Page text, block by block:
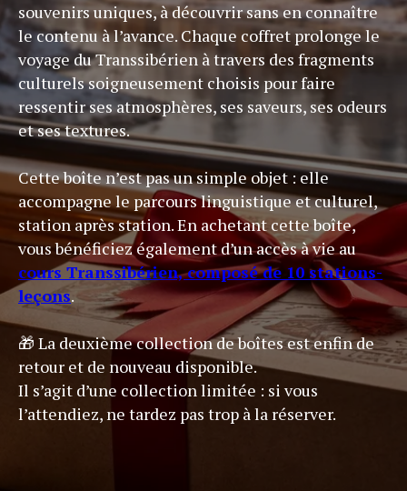
souvenirs uniques, à découvrir sans en connaître
le contenu à l’avance. Chaque coffret prolonge le
voyage du Transsibérien à travers des fragments
culturels soigneusement choisis pour faire
ressentir ses atmosphères, ses saveurs, ses odeurs
et ses textures.
Cette boîte n’est pas un simple objet : elle
accompagne le parcours linguistique et culturel,
station après station. En achetant cette boîte,
vous bénéficiez également d’un accès à vie au
cours Transsibérien, composé de 10 stations-
leçons.
🎁 La deuxième collection de boîtes est enfin de
retour et de nouveau disponible.
Il s’agit d’une collection limitée : si vous
l’attendiez, ne tardez pas trop à la réserver.